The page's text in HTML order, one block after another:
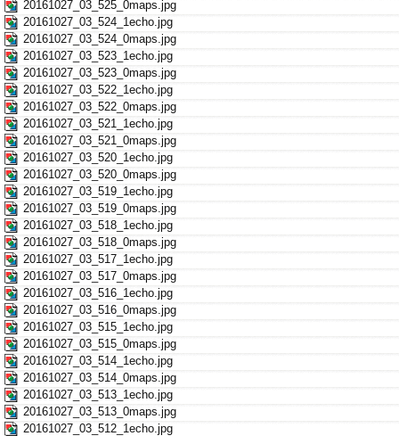
20161027_03_525_0maps.jpg
20161027_03_524_1echo.jpg
20161027_03_524_0maps.jpg
20161027_03_523_1echo.jpg
20161027_03_523_0maps.jpg
20161027_03_522_1echo.jpg
20161027_03_522_0maps.jpg
20161027_03_521_1echo.jpg
20161027_03_521_0maps.jpg
20161027_03_520_1echo.jpg
20161027_03_520_0maps.jpg
20161027_03_519_1echo.jpg
20161027_03_519_0maps.jpg
20161027_03_518_1echo.jpg
20161027_03_518_0maps.jpg
20161027_03_517_1echo.jpg
20161027_03_517_0maps.jpg
20161027_03_516_1echo.jpg
20161027_03_516_0maps.jpg
20161027_03_515_1echo.jpg
20161027_03_515_0maps.jpg
20161027_03_514_1echo.jpg
20161027_03_514_0maps.jpg
20161027_03_513_1echo.jpg
20161027_03_513_0maps.jpg
20161027_03_512_1echo.jpg